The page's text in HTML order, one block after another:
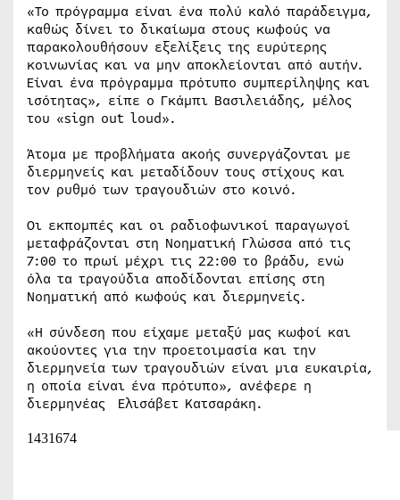
«Το πρόγραμμα είναι ένα πολύ καλό παράδειγμα,
καθώς δίνει το δικαίωμα στους κωφούς να
παρακολουθήσουν εξελίξεις της ευρύτερης
κοινωνίας και να μην αποκλείονται από αυτήν.
Είναι ένα πρόγραμμα πρότυπο συμπερίληψης και
ισότητας», είπε ο Γκάμπι Βασιλειάδης, μέλος
του «sign out loud».
Άτομα με προβλήματα ακοής συνεργάζονται με
διερμηνείς και μεταδίδουν τους στίχους και
τον ρυθμό των τραγουδιών στο κοινό.
Οι εκπομπές και οι ραδιοφωνικοί παραγωγοί
μεταφράζονται στη Νοηματική Γλώσσα από τις
7:00 το πρωί μέχρι τις 22:00 το βράδυ, ενώ
όλα τα τραγούδια αποδίδονται επίσης στη
Νοηματική από κωφούς και διερμηνείς.
«Η σύνδεση που είχαμε μεταξύ μας κωφοί και
ακούοντες για την προετοιμασία και την
διερμηνεία των τραγουδιών είναι μια ευκαιρία,
η οποία είναι ένα πρότυπο», ανέφερε η
διερμηνέας Ελισάβετ Κατσαράκη.